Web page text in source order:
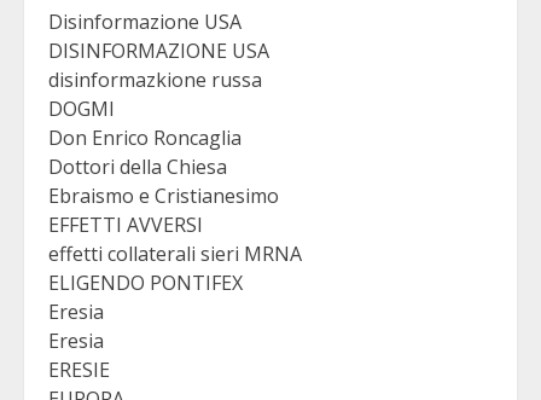
Disinformazione USA
DISINFORMAZIONE USA
disinformazkione russa
DOGMI
Don Enrico Roncaglia
Dottori della Chiesa
Ebraismo e Cristianesimo
EFFETTI AVVERSI
effetti collaterali sieri MRNA
ELIGENDO PONTIFEX
Eresia
Eresia
ERESIE